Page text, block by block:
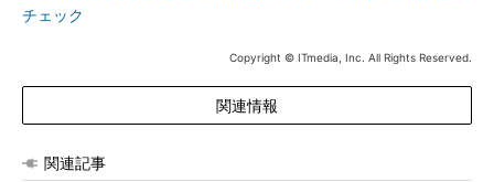
チェック
Copyright © ITmedia, Inc. All Rights Reserved.
関連情報
関連記事